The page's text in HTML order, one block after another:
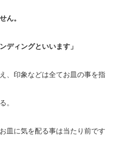
ん。
ディングといいます」
、印象などは全てお皿の事を指
。
皿に気を配る事は当たり前です